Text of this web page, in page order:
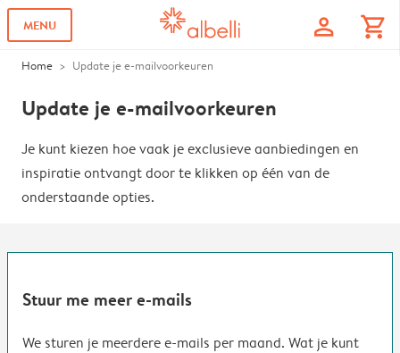
MENU profile shopping_cart
Home Update je e-mailvoorkeuren
Update je e-mailvoorkeuren
Je kunt kiezen hoe vaak je exclusieve aanbiedingen en
inspiratie ontvangt door te klikken op één van de
onderstaande opties.
Stuur me meer e-mails
We sturen je meerdere e-mails per maand. Wat je kunt